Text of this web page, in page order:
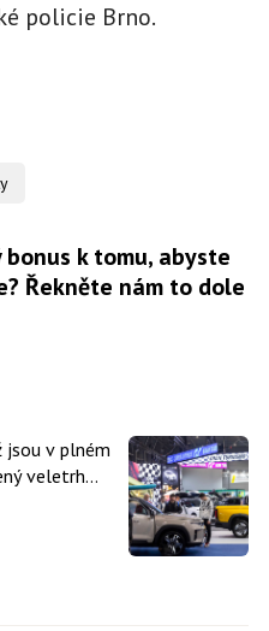
policie Brno.
k tomu, abyste
Řekněte nám to dole
jsou v plném
veletrh